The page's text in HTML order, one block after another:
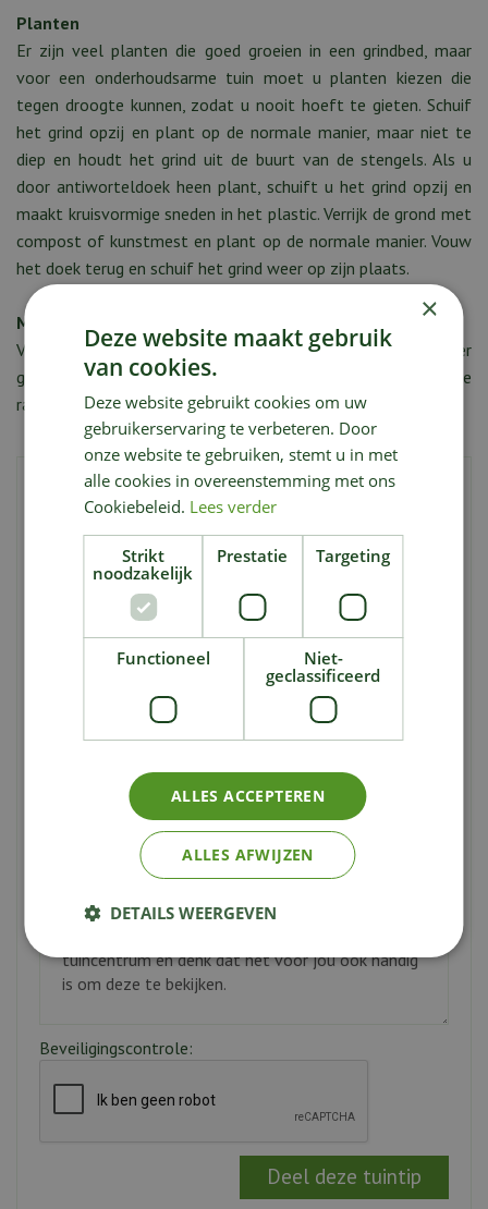
Planten
Er zijn veel planten die goed groeien in een grindbed, maar
voor een onderhoudsarme tuin moet u planten kiezen die
tegen droogte kunnen, zodat u nooit hoeft te gieten. Schuif
het grind opzij en plant op de normale manier, maar niet te
diep en houdt het grind uit de buurt van de stengels. Als u
door antiworteldoek heen plant, schuift u het grind opzij en
maakt kruisvormige sneden in het plastic. Verrijk de grond met
compost of kunstmest en plant op de normale manier. Vouw
het doek terug en schuif het grind weer op zijn plaats.
Meer weten?
Vraag onze tuinadviseurs gerust alles wat u nog meer over
grind wilt weten. Ze helpen u graag met handige tips en goede
raad.
Deel deze tuintip
Vul uw gegevens in om deze tuintip te delen met een
Uw e-mailadres:*
Naam van ontvanger:
E-mailadres van ontvanger:*
Bericht:
Beveiligingscontrole:
×
Deze website maakt gebruik
van cookies.
Deze website gebruikt cookies om uw
gebruikerservaring te verbeteren. Door
onze website te gebruiken, stemt u in met
alle cookies in overeenstemming met ons
Cookiebeleid. Lees verder
Strikt
noodzakelijk
Prestatie Targeting
Functioneel
Niet-
geclassificeerd
ALLES ACCEPTEREN
ALLES AFWIJZEN
DETAILS WEERGEVEN